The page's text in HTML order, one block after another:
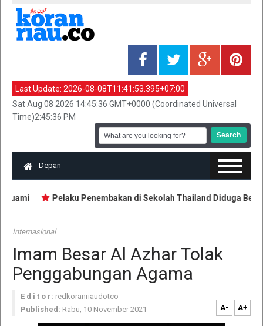
Last Update: 2026-08-08T11:41:53.395+07:00
Sat Aug 08 2026 14:45:36 GMT+0000 (Coordinated Universal
Time)2:45:36 PM
Depan
Pelaku Penembakan di Sekolah Thailand Diduga
Internasional
Imam Besar Al Azhar Tolak
Penggabungan Agama
E d i t o r: redkoranriaudotco
Published: Rabu, 10 November 2021 A- A+